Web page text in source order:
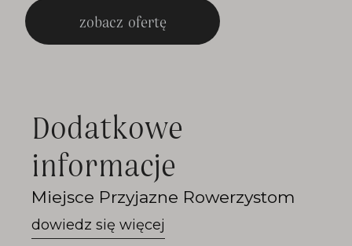
zobacz ofertę
Dodatkowe
informacje
Przejdź
do
Przyjazne
Rowerzystom
Miejsce Przyjazne Rowerzystom